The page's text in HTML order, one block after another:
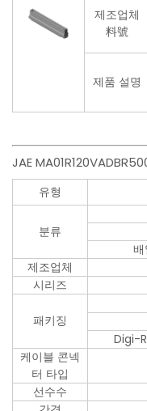
제조업체
料號
제품 설명
JAE
유형
분류
제조업체
시리즈
패키징
Digi-
케이블 콘넥
터 타입
선수수